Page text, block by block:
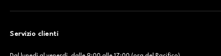
Servizio clienti